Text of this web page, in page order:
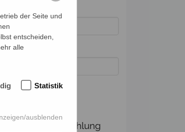
mich, die Zahlung
der Seite und
entscheiden,
alle
Statistik
ausblenden